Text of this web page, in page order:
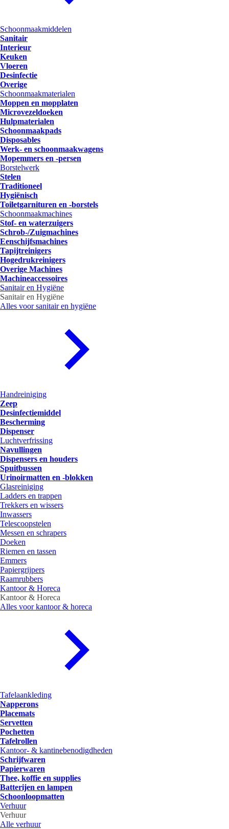
Schoonmaakmiddelen
Sanitair
Interieur
Keuken
Vloeren
Desinfectie
Overige
Schoonmaakmaterialen
Moppen en mopplaten
Microvezeldoeken
Hulpmaterialen
Schoonmaakpads
Disposables
Werk- en schoonmaakwagens
Mopemmers en -persen
Borstelwerk
Stelen
Traditioneel
Hygiënisch
Toiletgarnituren en -borstels
Schoonmaakmachines
Stof- en waterzuigers
Schrob-/Zuigmachines
Eenschijfsmachines
Tapijtreinigers
Hogedrukreinigers
Overige Machines
Machineaccessoires
Sanitair en Hygiëne
Sanitair en Hygiëne
Alles voor sanitair en hygiëne
Handreiniging
Zeep
Desinfectiemiddel
Bescherming
Dispenser
Luchtverfrissing
Navullingen
Dispensers en houders
Spuitbussen
Urinoirmatten en -blokken
Glasreiniging
Ladders en trappen
Trekkers en wissers
Inwassers
Telescoopstelen
Messen en schrapers
Doeken
Riemen en tassen
Emmers
Papiergrijpers
Raamrubbers
Kantoor & Horeca
Kantoor & Horeca
Alles voor kantoor & horeca
Tafelaankleding
Napperons
Placemats
Servetten
Pochetten
Tafelrollen
Kantoor- & kantinebenodigdheden
Schrijfwaren
Papierwaren
Thee, koffie en supplies
Batterijen en lampen
Schoonloopmatten
Verhuur
Verhuur
Alle verhuur